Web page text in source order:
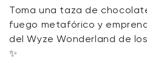
Sugerencia de regalo de
Sugerencia de regalo de
preocupan por su salud
Toma una taza de
fuego metafórico y
del Wyze Wonderland de
✨
32 GB
Blanco
More